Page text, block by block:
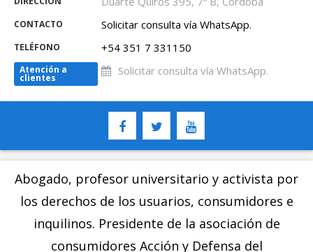
CONTACTO Solicitar consulta vía WhatsApp.
TELÉFONO +54 351 7 331150
Atención a
clientes
Solicitar consulta vía WhatsApp.
Abogado, profesor universitario y activista por
los derechos de los usuarios, consumidores e
inquilinos. Presidente de la asociación de
consumidores Acción y Defensa del